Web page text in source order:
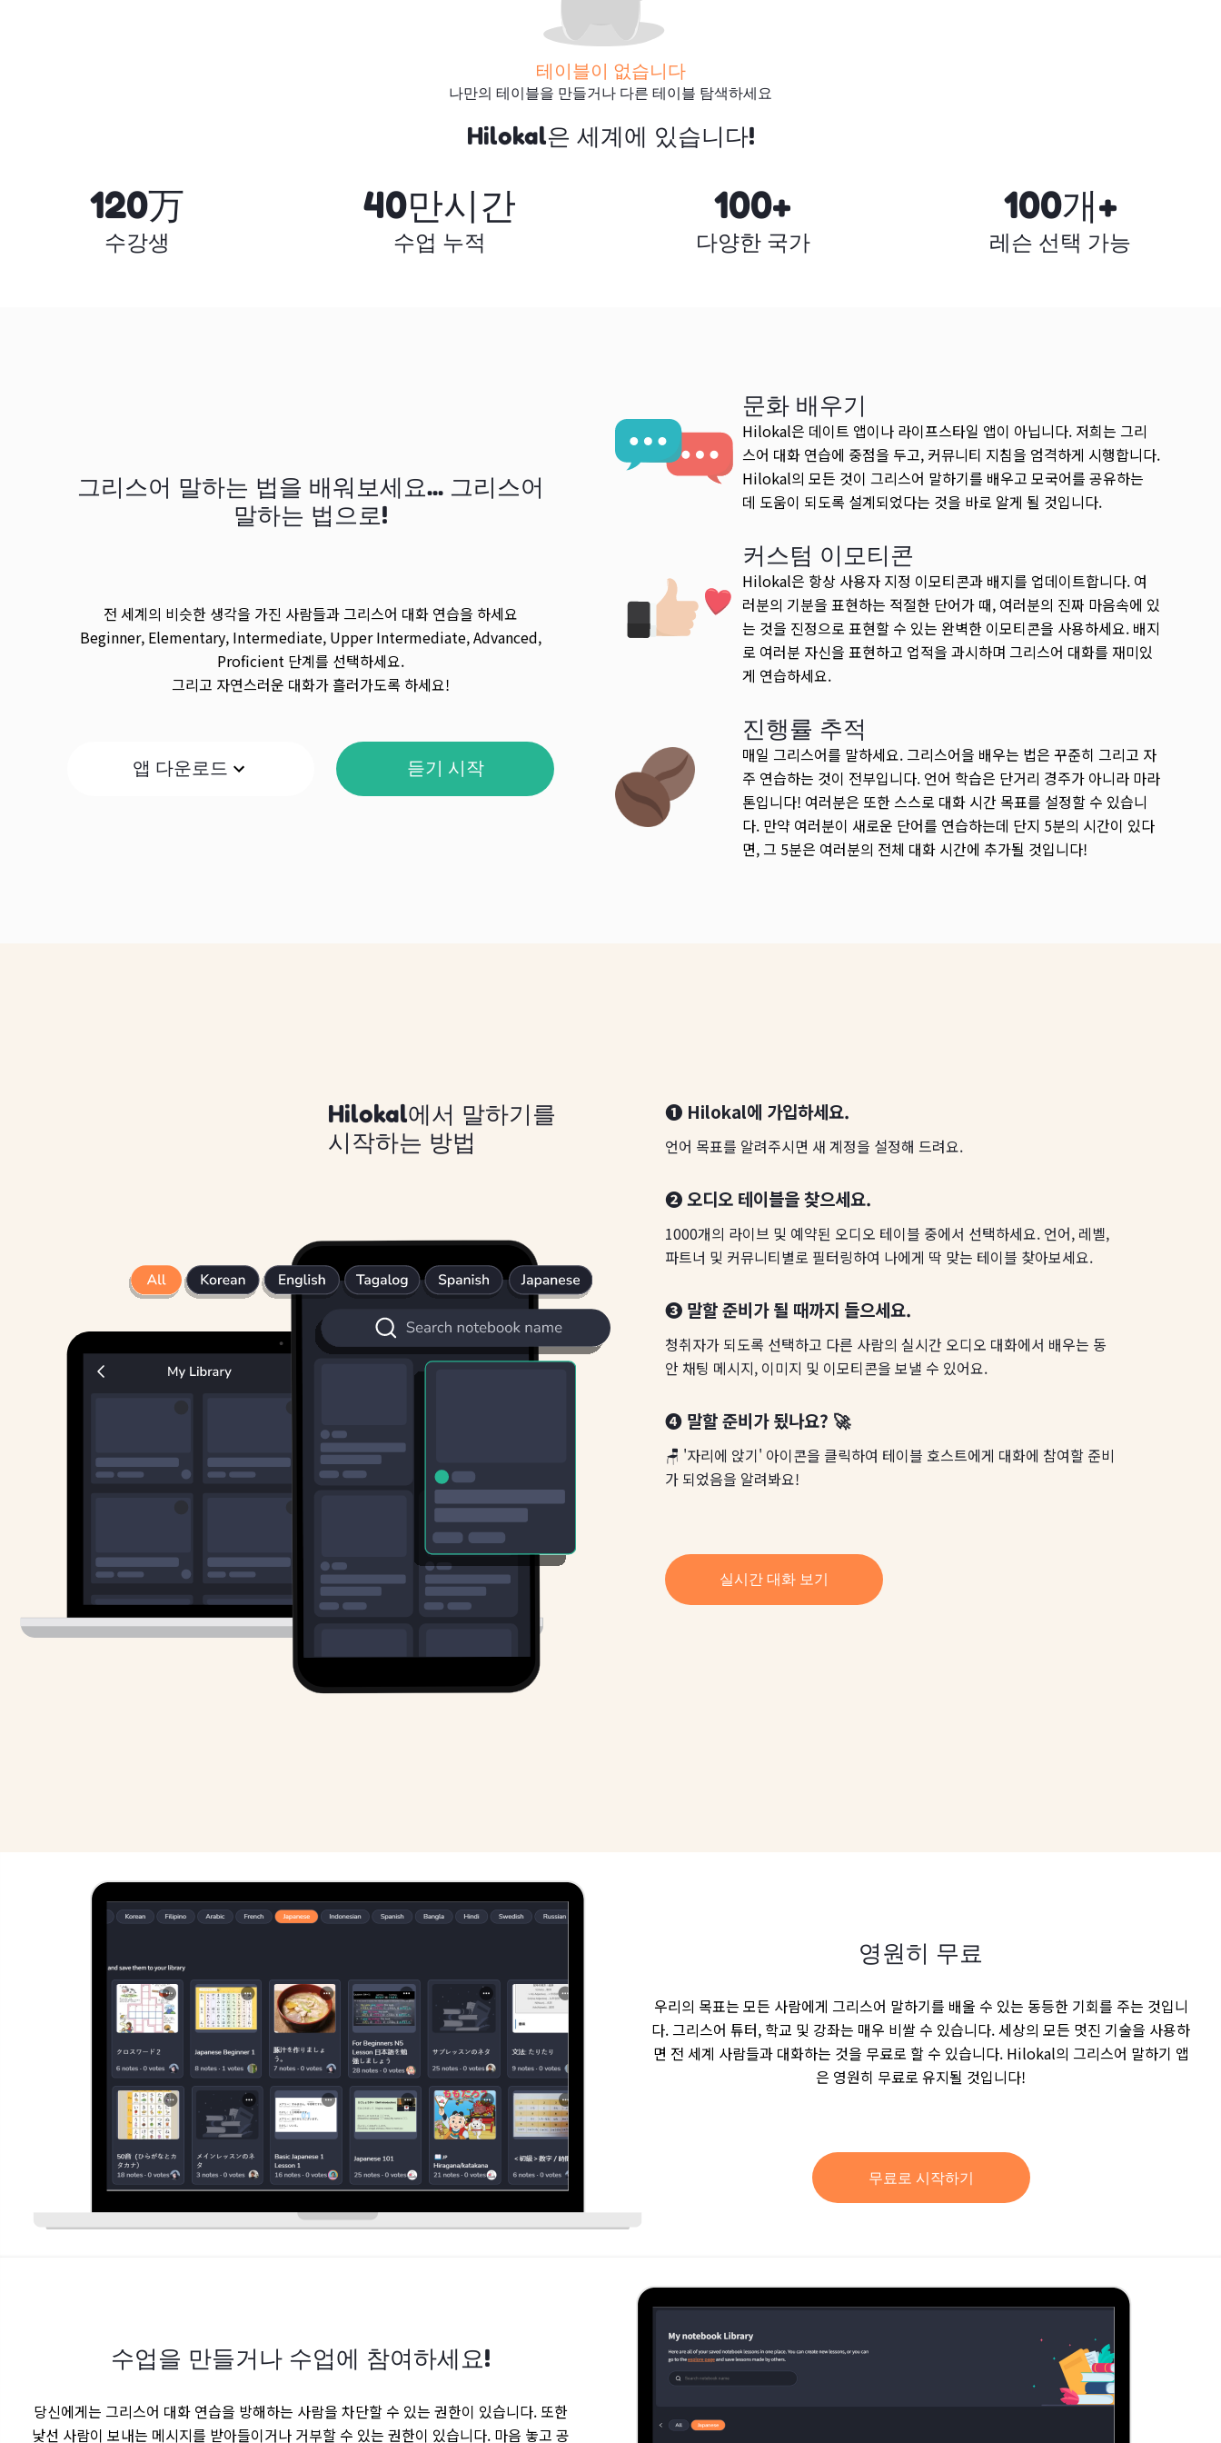
테이블이 없습니다
나만의 테이블을 만들거나 다른 테이블 탐색하세요
더 많은 테이블 검색
Hilokal은 세계에 있습니다!
120万
수강생
40만시간
수업 누적
100+
다양한 국가
100개+
레슨 선택 가능
그리스어 말하는 법을 배워보세요... 그리스어
말하는 법으로!
전 세계의 비슷한 생각을 가진 사람들과 그리스어 대화 연습을 하세요
Beginner, Elementary, Intermediate, Upper Intermediate, Advanced,
Proficient 단계를 선택하세요.
그리고 자연스러운 대화가 흘러가도록 하세요!
앱 다운로드 듣기 시작
문화 배우기
Hilokal은 데이트 앱이나 라이프스타일 앱이 아닙니다. 저희는 그리
스어 대화 연습에 중점을 두고, 커뮤니티 지침을 엄격하게 시행합니다.
Hilokal의 모든 것이 그리스어 말하기를 배우고 모국어를 공유하는
데 도움이 되도록 설계되었다는 것을 바로 알게 될 것입니다.
커스텀 이모티콘
Hilokal은 항상 사용자 지정 이모티콘과 배지를 업데이트합니다. 여
러분의 기분을 표현하는 적절한 단어가 때, 여러분의 진짜 마음속에 있
는 것을 진정으로 표현할 수 있는 완벽한 이모티콘을 사용하세요. 배지
로 여러분 자신을 표현하고 업적을 과시하며 그리스어 대화를 재미있
게 연습하세요.
진행률 추적
매일 그리스어를 말하세요. 그리스어을 배우는 법은 꾸준히 그리고 자
주 연습하는 것이 전부입니다. 언어 학습은 단거리 경주가 아니라 마라
톤입니다! 여러분은 또한 스스로 대화 시간 목표를 설정할 수 있습니
다. 만약 여러분이 새로운 단어를 연습하는데 단지 5분의 시간이 있다
면, 그 5분은 여러분의 전체 대화 시간에 추가될 것입니다!
Hilokal에서 말하기를
시작하는 방법
❶ Hilokal에 가입하세요.
언어 목표를 알려주시면 새 계정을 설정해 드려요.
❷ 오디오 테이블을 찾으세요.
1000개의 라이브 및 예약된 오디오 테이블 중에서 선택하세요. 언어, 레벨,
파트너 및 커뮤니티별로 필터링하여 나에게 딱 맞는 테이블 찾아보세요.
❸ 말할 준비가 될 때까지 들으세요.
청취자가 되도록 선택하고 다른 사람의 실시간 오디오 대화에서 배우는 동
안 채팅 메시지, 이미지 및 이모티콘을 보낼 수 있어요.
❹ 말할 준비가 됬나요? 🚀
🪑 '자리에 앉기' 아이콘을 클릭하여 테이블 호스트에게 대화에 참여할 준비
가 되었음을 알려봐요!
실시간 대화 보기
영원히 무료
우리의 목표는 모든 사람에게 그리스어 말하기를 배울 수 있는 동등한 기회를 주는 것입니
다. 그리스어 튜터, 학교 및 강좌는 매우 비쌀 수 있습니다. 세상의 모든 멋진 기술을 사용하
면 전 세계 사람들과 대화하는 것을 무료로 할 수 있습니다. Hilokal의 그리스어 말하기 앱
은 영원히 무료로 유지될 것입니다!
무료로 시작하기
수업을 만들거나 수업에 참여하세요!
당신에게는 그리스어 대화 연습을 방해하는 사람을 차단할 수 있는 권한이 있습니다. 또한
낯선 사람이 보내는 메시지를 받아들이거나 거부할 수 있는 권한이 있습니다. 마음 놓고 공